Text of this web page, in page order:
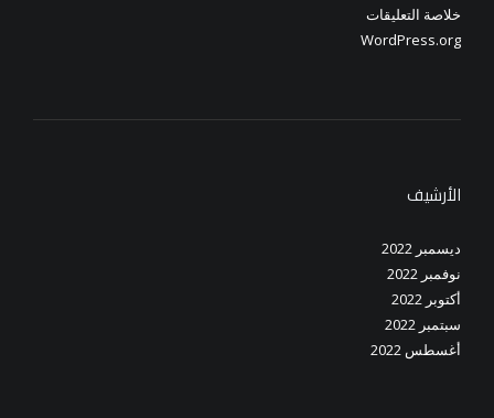
خلاصة التعليقات
WordPress.org
الأرشيف
ديسمبر 2022
نوفمبر 2022
أكتوبر 2022
سبتمبر 2022
أغسطس 2022